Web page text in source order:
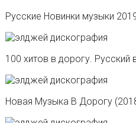
Русские Новинки музыки
100 хитов в дорогу. Русский
Новая Музыка В Дорогу